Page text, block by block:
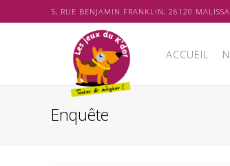
5, RUE BENJAMIN FRANKLIN, 26120
ACCUEIL
Enquête